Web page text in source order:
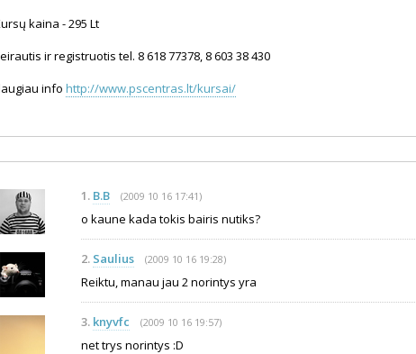
kaina - 295 Lt
ir registruotis tel. 8 618 77378, 8 603 38 430
info http://www.pscentras.lt/kursai/
1. B.B (2009 10 16 17:41)
o kaune kada tokis bairis nutiks?
2. Saulius (2009 10 16 19:28)
Reiktu, manau jau 2 norintys yra
3. knyvfc (2009 10 16 19:57)
net trys norintys :D